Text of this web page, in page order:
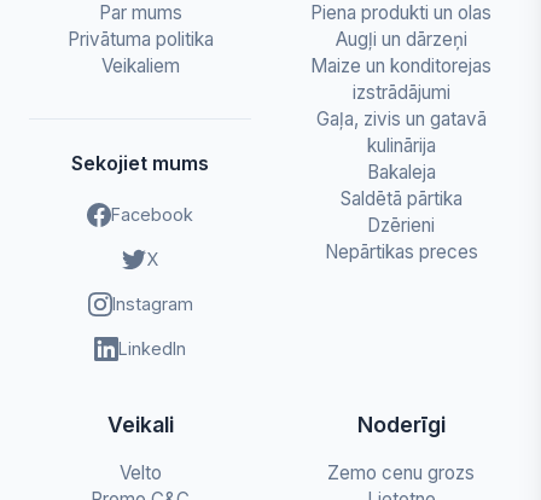
Par mums
Privātuma politika
Veikaliem
Sekojiet mums
Facebook
X
Instagram
LinkedIn
Piena produkti un olas
Augļi un dārzeņi
Maize un konditorejas
izstrādājumi
Gaļa, zivis un gatavā
kulinārija
Bakaleja
Saldētā pārtika
Dzērieni
Nepārtikas preces
Veikali
Velto
Noderīgi
Zemo cenu grozs